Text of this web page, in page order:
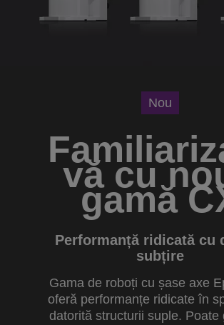
Nou
vă cu
gamă
Performanță ridicată cu
subțire
Gama de roboți cu șase axe
oferă performanțe ridicate în
datorită structurii suple. Poate